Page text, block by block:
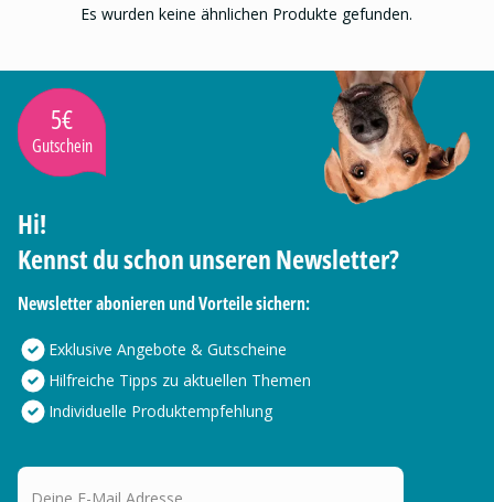
Es wurden keine ähnlichen Produkte gefunden.
5€
Gutschein
Hi!
Kennst du schon unseren Newsletter?
Newsletter abonieren und Vorteile sichern:
Exklusive Angebote & Gutscheine
Hilfreiche Tipps zu aktuellen Themen
Individuelle Produktempfehlung
Deine E-Mail Adresse